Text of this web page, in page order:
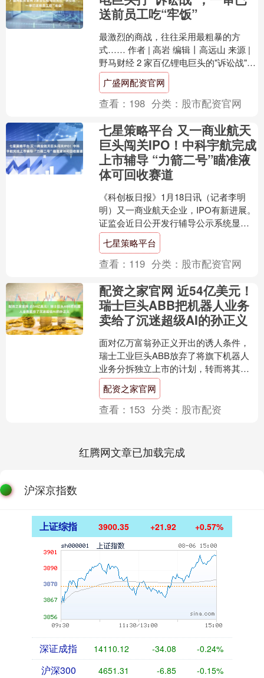
送前员工吃“牢饭”
最激烈的商战，往往采用最粗暴的方
式…… 作者 | 高岩 编辑丨高远山 来源 |
野马财经 2 家百亿锂电巨头的"诉讼战"，
战火越来越激烈了。 7 月 2 日，新....
广盛网配资官网
查看： 198 分类： 股市配资官网
七星策略平台 又一商业航天
巨头闯关IPO！中科宇航完成
上市辅导 “力箭二号”瞄准液
体可回收赛道
《科创板日报》1月18日讯（记者李明
明）又一商业航天企业，IPO有新进展。
证监会近日公开发行辅导公示系统显
示，中科宇航技术股份有限公司（简
称“中科宇航”）于近....
七星策略平台
查看： 119 分类： 股市配资官网
配资之家官网 近54亿美元！
瑞士巨头ABB把机器人业务
卖给了沉迷超级AI的孙正义
面对亿万富翁孙正义开出的诱人条件，
瑞士工业巨头ABB放弃了将旗下机器人
业务分拆独立上市的计划，转而将其以
53.75亿美元卖给了日本软银集团。10月
8日，双方官宣....
配资之家官网
查看： 153 分类： 股市配资
红腾网文章已加载完成
沪深京指数
上证综指 3900.35 +21.92 +0.57%
深证成指 14110.12 -34.08 -0.24%
沪深300 4651.31 -6.85 -0.15%